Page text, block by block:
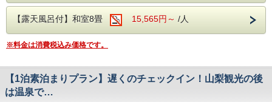
◆石和温泉駅送迎バスのご案内◆
石和温泉駅より無料の送迎バスが運行してお
ります。
電車でお越しの際には、ぜひご利用くださ
い。
【観覧料】
・山梨県立美術館
コレクション展 一般 520円→420円 大学生
220円→170円
220円→170円
ソフトドリンクの飲み放題付きです♪
健康的な朝食メニューをお楽しみください！
チェックインも22時までOK！
カラオケ・卓球もお楽しみいただけます。
たくさんあるブドウ園の1つから温泉が湧いたことが発祥の
石和温泉。
石和温泉を心よりお楽しみください。
【露天風呂付】和室8畳 15,565円～ /人
※料金は消費税込み価格です。
【1泊素泊まりプラン】遅くのチェックイン！山梨観光の後
は温泉で…